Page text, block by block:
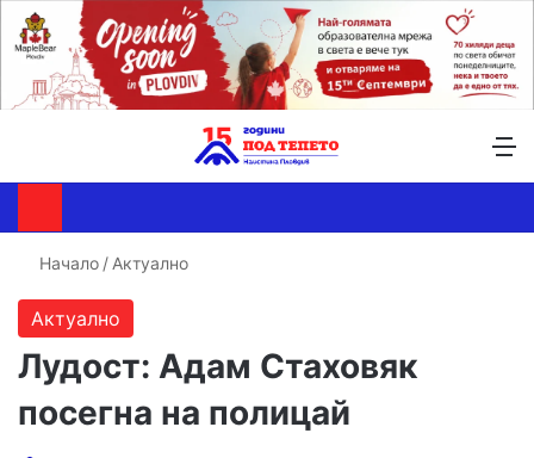
Начало / Актуално
Актуално
Лудост: Адам Стаховяк
посегна на полицай